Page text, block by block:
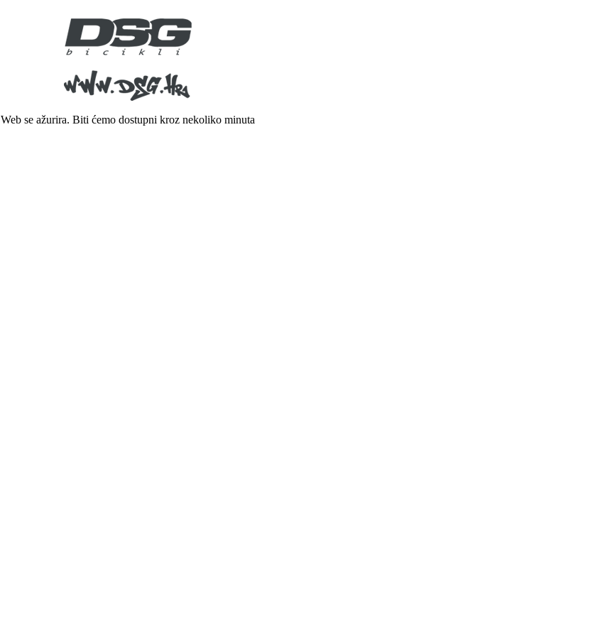
Web se ažurira. Biti ćemo dostupni kroz nekoliko minuta